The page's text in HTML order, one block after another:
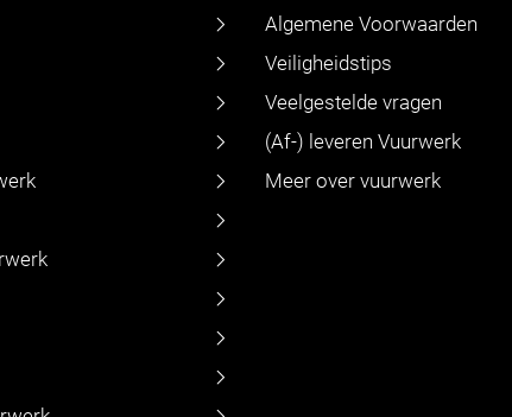
Algemene Voorwaarden
Veiligheidstips
Veelgestelde vragen
(Af-) leveren Vuurwerk
Meer over vuurwerk